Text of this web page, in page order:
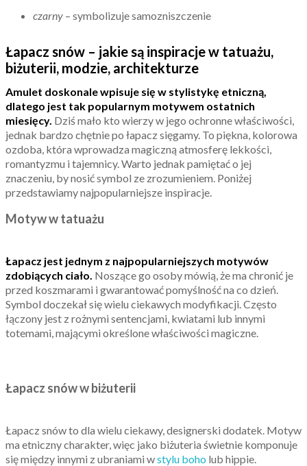
czarny – symbolizuje samozniszczenie
Łapacz snów – jakie są inspiracje w tatuażu,
biżuterii, modzie, architekturze
Amulet doskonale wpisuje się w stylistykę etniczną,
dlatego jest tak popularnym motywem ostatnich
miesięcy. Dziś mało kto wierzy w jego ochronne właściwości,
jednak bardzo chętnie po łapacz sięgamy. To piękna, kolorowa
ozdoba, która wprowadza magiczną atmosferę lekkości,
romantyzmu i tajemnicy. Warto jednak pamiętać o jej
znaczeniu, by nosić symbol ze zrozumieniem. Poniżej
przedstawiamy najpopularniejsze inspiracje.
Motyw w tatuażu
Łapacz jest jednym z najpopularniejszych motywów
zdobiących ciało. Noszące go osoby mówią, że ma chronić je
przed koszmarami i gwarantować pomyślność na co dzień.
Symbol doczekał się wielu ciekawych modyfikacji. Często
łączony jest z rożnymi sentencjami, kwiatami lub innymi
totemami, mającymi określone właściwości magiczne.
Łapacz snów w biżuterii
Łapacz snów to dla wielu ciekawy, designerski dodatek. Motyw
ma etniczny charakter, więc jako biżuteria świetnie komponuje
się między innymi z ubraniami wstylu boho lub hippie.